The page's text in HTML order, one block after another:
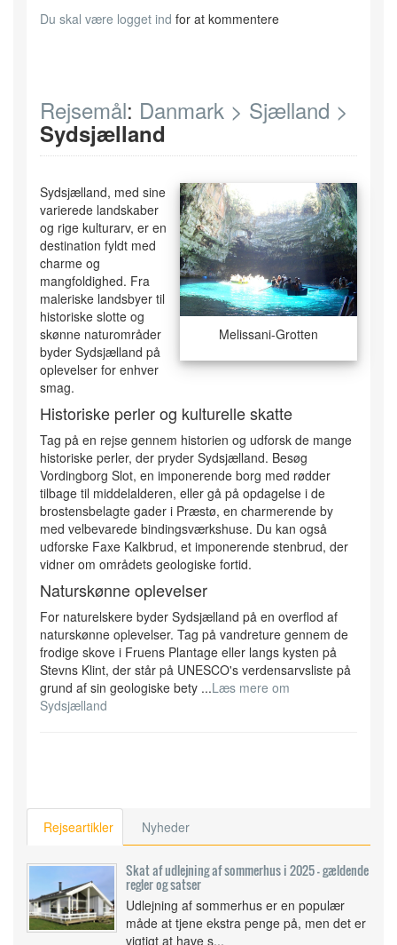
Du skal være logget ind for at kommentere
Rejsemål: Danmark > Sjælland >
Sydsjælland
Melissani-Grotten
Sydsjælland, med sine
varierede landskaber
og rige kulturarv, er en
destination fyldt med
charme og
mangfoldighed. Fra
maleriske landsbyer til
historiske slotte og
skønne naturområder
byder Sydsjælland på
oplevelser for enhver
smag.
Historiske perler og kulturelle skatte
Tag på en rejse gennem historien og udforsk de mange
historiske perler, der pryder Sydsjælland. Besøg
Vordingborg Slot, en imponerende borg med rødder
tilbage til middelalderen, eller gå på opdagelse i de
brostensbelagte gader i Præstø, en charmerende by
med velbevarede bindingsværkshuse. Du kan også
udforske Faxe Kalkbrud, et imponerende stenbrud, der
vidner om områdets geologiske fortid.
Naturskønne oplevelser
For naturelskere byder Sydsjælland på en overflod af
naturskønne oplevelser. Tag på vandreture gennem de
frodige skove i Fruens Plantage eller langs kysten på
Stevns Klint, der står på UNESCO's verdensarvsliste på
grund af sin geologiske bety ...Læs mere om
Sydsjælland
Rejseartikler Nyheder
Skat af udlejning af sommerhus i 2025 – gældende
regler og satser
Udlejning af sommerhus er en populær
måde at tjene ekstra penge på, men det er
vigtigt at have s...